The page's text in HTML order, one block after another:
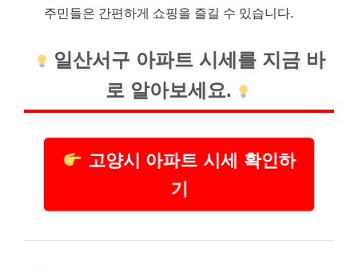
주민들은 간편하게 쇼핑을 즐길 수 있습니다.
일산서구 아파트 시세를 지금 바
로 알아보세요.
고양시 아파트 시세 확인하
기